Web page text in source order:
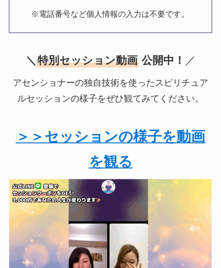
※電話番号など個人情報の入力は不要です。
＼ 特別セッション動画公開中！ ／
アセンショナーの独自技術を使ったスピリチュア
ルセッションの様子をぜひ観てみてください。
＞＞セッションの様子を動画
を観る